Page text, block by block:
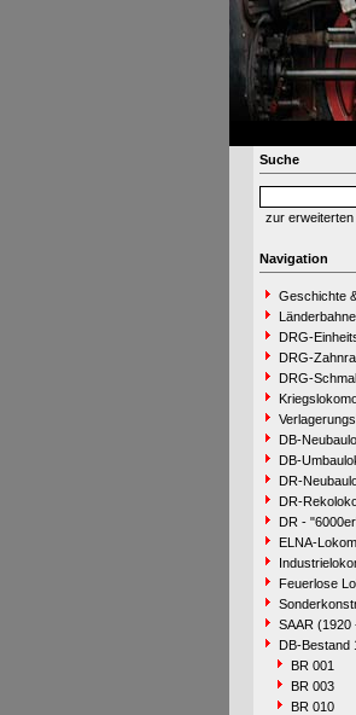
Suche
zur erweiterten
Navigation
Geschichte
DRG-
DRG-
DRG-
DB-
DB-
DR-
DR-
DR -
ELNA-
Feuerlose
SAAR (1920
DB-Bestand
BR 001
BR 003
BR 010